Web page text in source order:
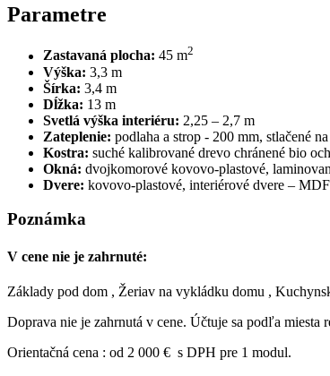
Parametre
Zastavaná plocha: 45 m2
Výška: 3,3 m
Šírka: 3,4 m
Dĺžka: 13 m
Svetlá výška interiéru: 2,25 – 2,7 m
Zateplenie: podlaha a strop - 200 mm, stlačené
Kostra: suché kalibrované drevo chránené bio
Okná: dvojkomorové kovovo-plastové,
Dvere: kovovo-plastové, interiérové dvere – MDF
Poznámka
V cene nie je zahrnuté:
Základy pod dom , Žeriav na vykládku domu ,
Doprava nie je zahrnutá v cene. Účtuje sa podľa miesta
Orientačná cena : od 2 000 € s DPH pre 1 modul.